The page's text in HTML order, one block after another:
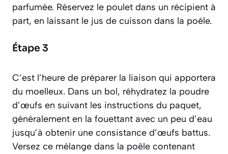
parfumée. Réservez le poulet dans un récipient à
part, en laissant le jus de cuisson dans la poêle.
Étape 3
C’est l’heure de préparer la liaison qui apportera
du moelleux. Dans un bol, réhydratez la poudre
d’œufs en suivant les instructions du paquet,
généralement en la fouettant avec un peu d’eau
jusqu’à obtenir une consistance d’œufs battus.
Versez ce mélange dans la poêle contenant